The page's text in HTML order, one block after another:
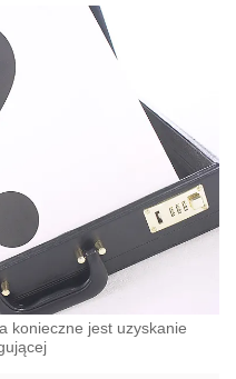
konieczne jest uzyskanie